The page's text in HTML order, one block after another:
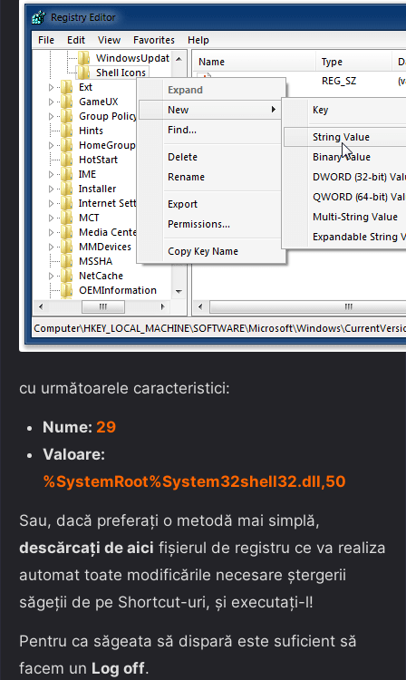
cu următoarele caracteristici:
Nume: 29
Valoare:
%SystemRoot%System32shell32.dll,50
Sau, dacă preferați o metodă mai simplă,
descărcați de aici fișierul de registru ce va realiza
automat toate modificările necesare ștergerii
săgeții de pe Shortcut-uri, și executați-l!
Pentru ca săgeata să dispară este suficient să
facem un Log off.